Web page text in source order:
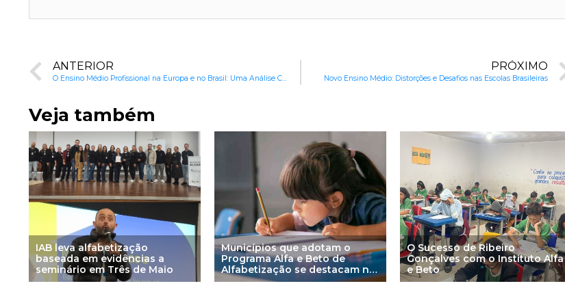
ANTERIOR
O Ensino Médio Profissional na Europa e no Brasil: Uma Análise Comparativa
PRÓXIMO
Novo Ensino Médio: Distorções e Desafios nas Escolas Brasileiras
Veja também
IAB leva alfabetização
baseada em evidências a
seminário em Três de Maio
Municípios que adotam o
Programa Alfa e Beto de
Alfabetização se destacam na
avaliação do MEC
O Sucesso de Ribeiro
Gonçalves com o Instituto Alfa
e Beto